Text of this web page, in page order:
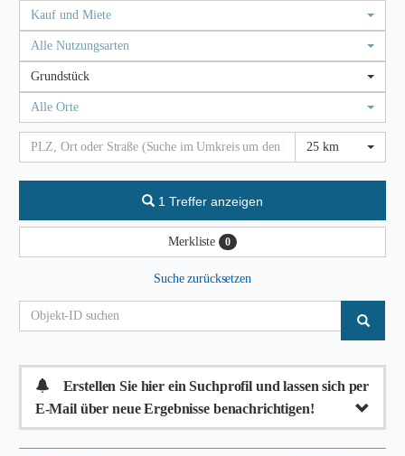
Kauf und Miete
Alle Nutzungsarten
Grundstück
Alle Orte
25 km
1 Treffer anzeigen
Merkliste 0
Suche zurücksetzen
Erstellen Sie hier ein Suchprofil und lassen sich per
E-Mail über neue Ergebnisse benachrichtigen!